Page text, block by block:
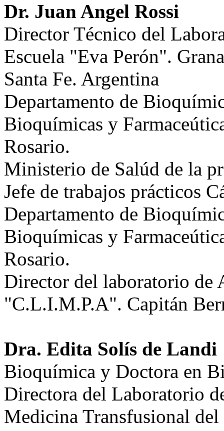
Dr. Juan Angel Rossi
Director Técnico del
Escuela "Eva Perón".
Santa Fe. Argentina
Departamento de
Bioquímicas y
Rosario.
Ministerio de Salúd de la
Jefe de trabajos prácticos
Departamento de
Bioquímicas y
Rosario.
Director del laboratorio de
"C.L.I.M.P.A". Capitán
Dra. Edita Solís de Landi
Bioquímica y Doctora en
Directora del Laboratorio
Medicina Transfusional